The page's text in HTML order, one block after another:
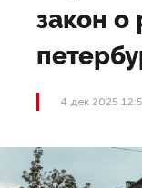
закон о
4 дек 2025